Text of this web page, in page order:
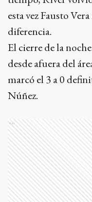
esta vez Fausto
diferencia.
El cierre de la
desde afuera del
marcó el 3 a 0
Núñez.
Ads